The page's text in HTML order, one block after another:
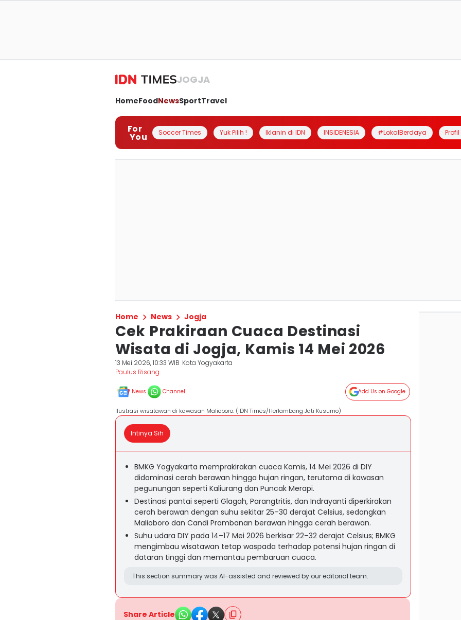
JOGJA
HomeFoodNewsSportTravel
For
You Soccer Times Yuk Pilih ! Iklanin di IDN INSIDENESIA #LokalBerdaya
Home News Jogja
Cek Prakiraan Cuaca Destinasi
Wisata di Jogja, Kamis 14 Mei 2026
13 Mei 2026, 10:33 WIB Kota Yogyakarta
Paulus Risang
News Channel Add Us on Google
Ilustrasi wisatawan di kawasan Malioboro. (IDN Times/Herlambang Jati Kusumo)
Intinya Sih
BMKG Yogyakarta memprakirakan cuaca Kamis, 14 Mei 2026 di DIY
didominasi cerah berawan hingga hujan ringan, terutama di kawasan
pegunungan seperti Kaliurang dan Puncak Merapi.
Destinasi pantai seperti Glagah, Parangtritis, dan Indrayanti diperkirakan
cerah berawan dengan suhu sekitar 25–30 derajat Celsius, sedangkan
Malioboro dan Candi Prambanan berawan hingga cerah berawan.
Suhu udara DIY pada 14–17 Mei 2026 berkisar 22–32 derajat Celsius; BMKG
mengimbau wisatawan tetap waspada terhadap potensi hujan ringan di
dataran tinggi dan memantau pembaruan cuaca.
This section summary was AI-assisted and reviewed by our editorial team.
Share Article